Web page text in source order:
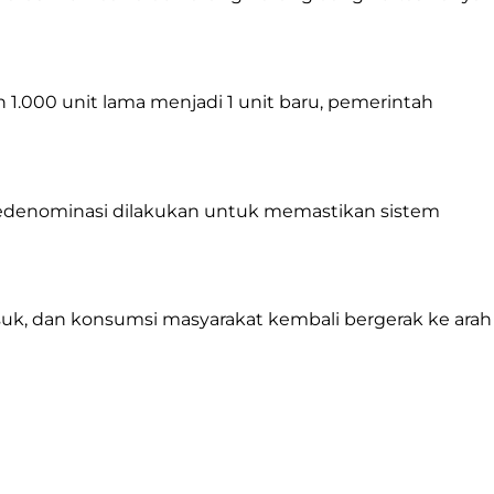
unit lama menjadi 1 unit baru, pemerintah
dilakukan untuk memastikan sistem
dan konsumsi masyarakat kembali bergerak ke arah